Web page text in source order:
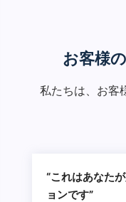
お客様
私たちは、お客
“これはあなた
ョンです”